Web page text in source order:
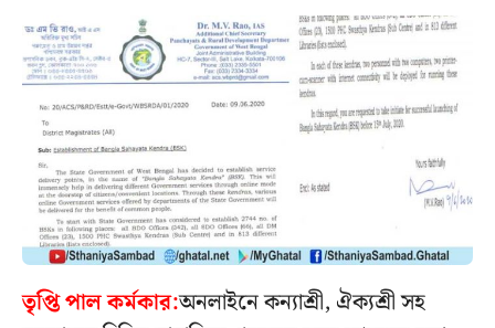
তৃপ্তি পাল কর্মকার:অনলাইনে কন্যাশ্রী, ঐক্যশ্রী সহ